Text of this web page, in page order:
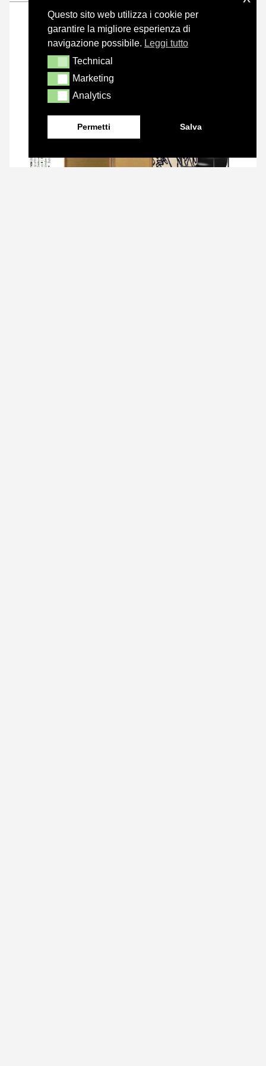
Questo sito web utilizza i cookie per
garantire la migliore esperienza di
navigazione possibile. Leggi tutto
TechnicalTechnical
MarketingMarketing
AnalyticsAnalytics
Permetti Salva